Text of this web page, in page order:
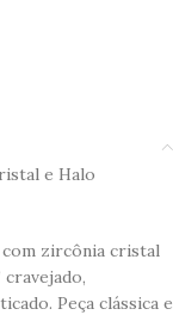
e Halo
zircônia cristal
Peça clássica e